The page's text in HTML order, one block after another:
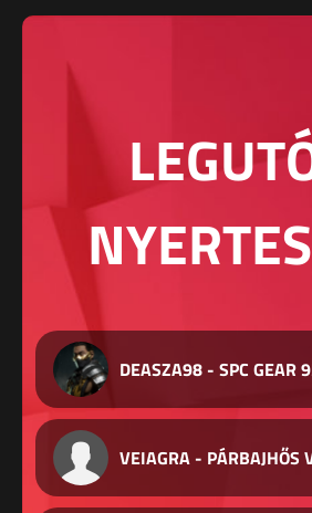
DEASZA98 - SPC GEAR
VEIAGRA - PÁRBAJHŐS